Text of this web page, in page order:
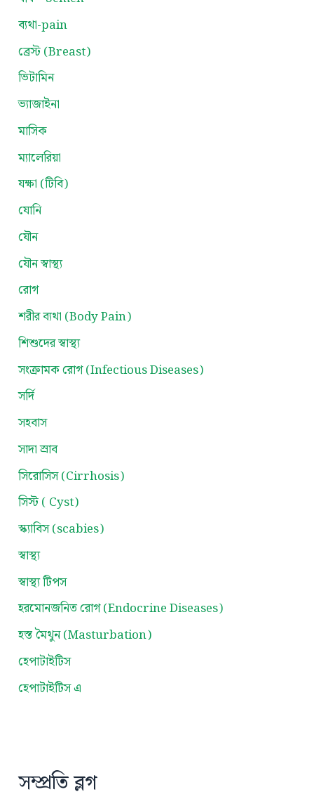
ব্যথা-pain
ব্রেস্ট (Breast)
ভিটামিন
ভ্যাজাইনা
মাসিক
ম্যালেরিয়া
যক্ষা (টিবি)
যোনি
যৌন
যৌন স্বাস্থ্য
রোগ
শরীর ব্যথা (Body Pain)
শিশুদের স্বাস্থ্য
সংক্রামক রোগ (Infectious Diseases)
সর্দি
সহবাস
সাদা স্রাব
সিরোসিস (Cirrhosis)
সিস্ট ( Cyst)
স্ক্যাবিস (scabies)
স্বাস্থ্য
স্বাস্থ্য টিপস
হরমোনজনিত রোগ (Endocrine Diseases)
হস্ত মৈথুন (Masturbation)
হেপাটাইটিস
হেপাটাইটিস এ
সম্প্রতি ব্লগ